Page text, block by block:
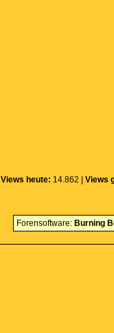
Views heute: 14.862 | Views
Forensoftware: Burning